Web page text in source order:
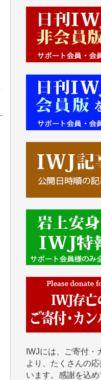
■■■■■■
IWJには、ご寄付・
います。感謝を込め
紹介いたします。
■■■■■■